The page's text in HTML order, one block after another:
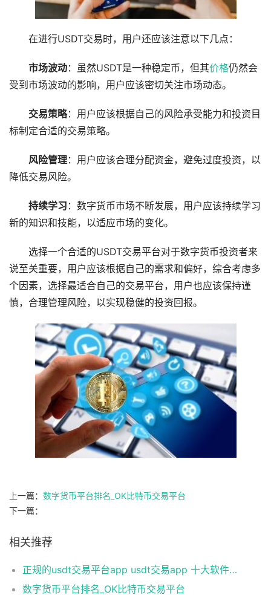
在进行USDT交易时，用户还应该注意以下几点：
市场波动：虽然USDT是一种稳定币，但其价格仍然会
受到市场波动的影响，用户应该密切关注市场动态。
交易策略：用户应该根据自己的风险承受能力和投资目
标制定合适的交易策略。
风险管理：用户应该合理分配资金，避免过度投资，以
降低交易风险。
持续学习 ：数字货币市场不断发展，用户应该持续学习
新的知识和技能，以适应市场的变化。
选择一个合适的USDT交易平台对于数字货币投资者来
说至关重要，用户应该根据自己的需求和偏好，综合考虑多
个因素，选择最适合自己的交易平台，用户也应该保持谨
慎，合理管理风险，以实现稳健的投资回报。
上一篇： 数字货币平台排名_OK比特币交易平台
下一篇：
相关推荐
正规的usdt交易平台app usdt交易app 十大软件合集
数字货币平台排名_OK比特币交易平台